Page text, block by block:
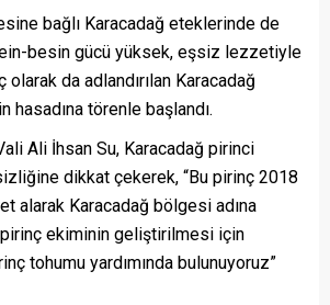
bağlı Karacadağ eteklerinde de
besin gücü yüksek, eşsiz lezzetiyle
da adlandırılan Karacadağ
hasadına törenle başlandı.
Ali İhsan Su, Karacadağ pirinci
dikkat çekerek, “Bu pirinç 2018
alarak Karacadağ bölgesi adına
ekiminin geliştirilmesi için
tohumu yardımında bulunuyoruz”